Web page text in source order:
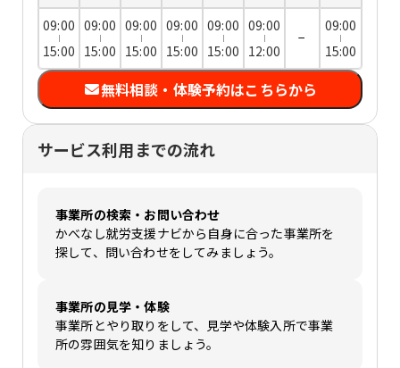
09:00
15:00
09:00
15:00
09:00
15:00
09:00
15:00
09:00
15:00
09:00
12:00
−
09:00
15:00
無料相談・体験予約はこちらから
サービス利用までの流れ
事業所の検索・お問い合わせ
かべなし就労支援ナビから自身に合った事業所を
探して、問い合わせをしてみましょう。
事業所の見学・体験
事業所とやり取りをして、見学や体験入所で事業
所の雰囲気を知りましょう。